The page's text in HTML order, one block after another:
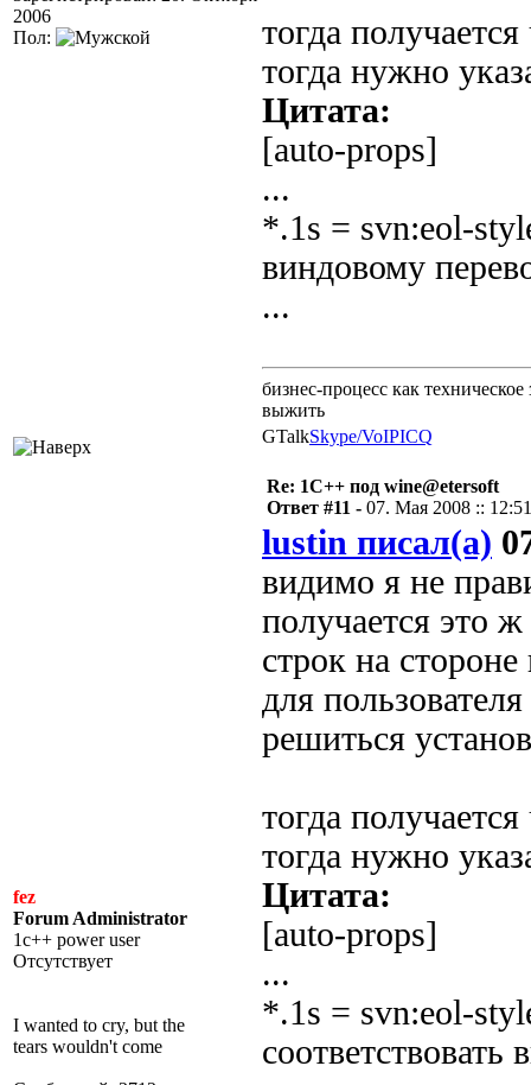
2006
Пол:
тогда
тогда нужно
Цитата:
[auto-props]
...
*.1s = svn:eol-
виндовому
...
бизнес-процесс как
выжить
GTalkSkype/VoIPICQ
fez
Forum Administrator
1c++ power user
Отсутствует
I wanted to cry, but the
tears wouldn't come
Re: 1С++ под wine@etersoft
Ответ #11 - 07. Мая 2008 :: 12:51
lustin писал(а)
видимо я не
получается это
строк на стороне
для
решиться
тогда
тогда нужно
Цитата:
[auto-props]
...
*.1s = svn:eol-
соответствовать